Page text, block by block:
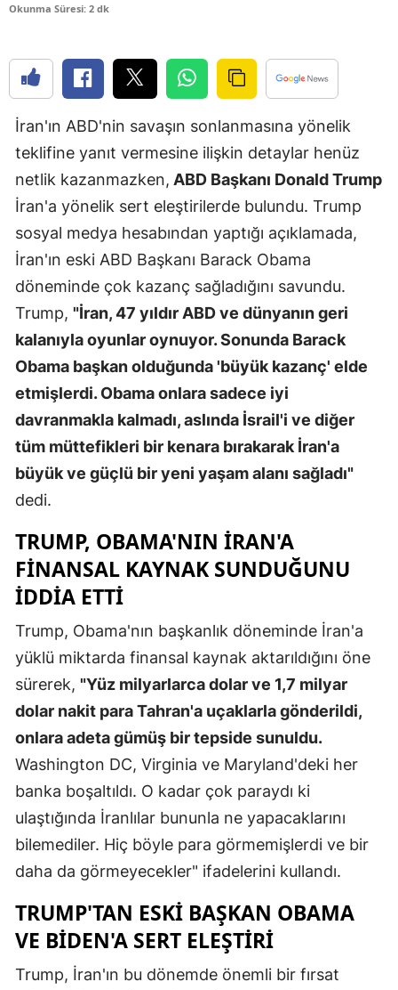
Diyarbakır
Edirne
Elazığ
Erzincan
Erzurum
Eskişehir
Giresun
Gümüşhane
Hatay
Isparta
İzmir
Kastamonu
Kırklareli
Konya
Okunma Süresi: 2 dk
İran'ın ABD'nin savaşın sonlanmasına yönelik
teklifine yanıt vermesine ilişkin detaylar henüz
netlik kazanmazken, ABD Başkanı Donald Trump
İran'a yönelik sert eleştirilerde bulundu. Trump
sosyal medya hesabından yaptığı açıklamada,
İran'ın eski ABD Başkanı Barack Obama
döneminde çok kazanç sağladığını savundu.
Trump, "İran, 47 yıldır ABD ve dünyanın geri
kalanıyla oyunlar oynuyor. Sonunda Barack
Obama başkan olduğunda 'büyük kazanç' elde
etmişlerdi. Obama onlara sadece iyi
davranmakla kalmadı, aslında İsrail'i ve diğer
tüm müttefikleri bir kenara bırakarak İran'a
büyük ve güçlü bir yeni yaşam alanı sağladı"
dedi.
TRUMP, OBAMA'NIN IRAN'A
FINANSAL KAYNAK SUNDUĞUNU
IDDIA ETTI
Trump, Obama'nın başkanlık döneminde İran'a
yüklü miktarda finansal kaynak aktarıldığını öne
sürerek, "Yüz milyarlarca dolar ve 1,7 milyar
dolar nakit para Tahran'a uçaklarla gönderildi,
onlara adeta gümüş bir tepside sunuldu.
Washington DC, Virginia ve Maryland'deki her
banka boşaltıldı. O kadar çok paraydı ki
ulaştığında İranlılar bununla ne yapacaklarını
bilemediler. Hiç böyle para görmemişlerdi ve bir
daha da görmeyecekler" ifadelerini kullandı.
TRUMP'TAN ESKI BAŞKAN OBAMA
VE BIDEN'A SERT ELEŞTIRI
Trump, İran'ın bu dönemde önemli bir fırsat